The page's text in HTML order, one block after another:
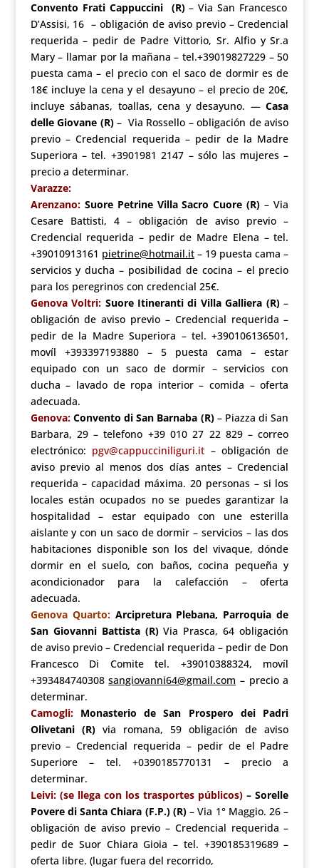
Convento Frati Cappuccini (R)– Via San Francesco
D’Assisi, 16 – obligación de aviso previo – Credencial
requerida – pedir de Padre Vittorio, Sr. Alfio y Sr.a
Mary – llamar por la mañana – tel.+39019827229 – 50
puesta cama – el precio con el saco de dormir es de
18€ incluye la cena y el desayuno – el precio de 20€,
incluye sábanas, toallas, cena y desayuno. —Casa
delle Giovane (R)– Via Rossello – obligación de aviso
previo – Credencial requerida – pedir de la Madre
Superiora – tel. +3901981 2147 – sólo las mujeres –
precio a determinar.
Varazze:
Arenzano: Suore Petrine Villa Sacro Cuore (R) – Via
Cesare Battisti, 4 – obligación de aviso previo –
Credencial requerida – pedir de Madre Elena – tel.
+39010913161 pietrine@hotmail.it– 19 puesta cama –
servicios y ducha – posibilidad de cocina – el precio
para los peregrinos con credencial 25€.
Genova Voltri: Suore Itineranti di Villa Galliera (R)–
obligación de aviso previo – Credencial requerida –
pedir de la Madre Superiora – tel. +390106136501,
movíl +393397193880 – 5 puesta cama – estar
equipado con un saco de dormir – servicios con
ducha – lavado de ropa interior – comida – oferta
adecuada.
Genova: Convento di San Barnaba (R)– Piazza di San
Barbara, 29 – telefono +39 010 27 22 829 – correo
electrónico: pgv@cappucciniliguri.it – obligación de
aviso previo al menos dos días antes – Credencial
requerida – capacidad máxima. 20 personas – si los
locales están ocupados no se puedes garantizar la
hospitalidad – estar equipado con une esterilla
aislante y con un saco de dormir – servicios – las dos
habitaciones disponible son los del vivaque, dónde
dormir en el suelo, con baños, cocina pequeña y
acondicionador para la calefacción – oferta
adecuada.
Genova Quarto:Arcipretura Plebana, Parroquia de
San Giovanni Battista (R)Via Prasca, 64 obligación
de aviso previo – Credencial requerida – pedir de Don
Francesco Di Comite tel. +39010388324, movíl
+393484740308sangiovanni64@gmail.com – precio a
determinar.
Camogli: Monasterio de San Prospero dei Padri
Olivetani (R)via romana, 59 obligación de aviso
previo – Credencial requerida – pedir de el Padre
Superiore – tel. +0390185770131 – precio a
determinar.
Leivi: (se llega con los trasportes públicos) – Sorelle
Povere di Santa Chiara (F.P.) (R)– Via 1° Maggio. 26 –
obligación de aviso previo – Credencial requerida –
pedir de Suor Chiara Gioia – tel. +390185319689 –
oferta libre. (lugar fuera del recorrido,